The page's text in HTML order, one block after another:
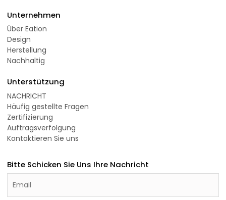
Unternehmen
Über Eation
Design
Herstellung
Nachhaltig
Unterstützung
NACHRICHT
Häufig gestellte Fragen
Zertifizierung
Auftragsverfolgung
Kontaktieren Sie uns
Bitte Schicken Sie Uns Ihre Nachricht